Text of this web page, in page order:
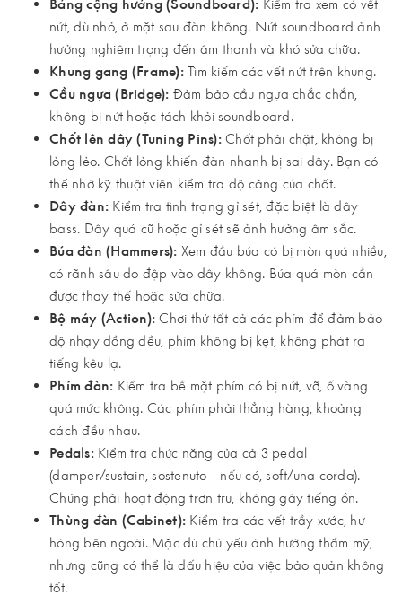
Bảng cộng hưởng (Soundboard): Kiểm tra xem có vết
nứt, dù nhỏ, ở mặt sau đàn không. Nứt soundboard ảnh
hưởng nghiêm trọng đến âm thanh và khó sửa chữa.
Khung gang (Frame):Tìm kiếm các vết nứt trên khung.
Cầu ngựa (Bridge): Đảm bảo cầu ngựa chắc chắn,
không bị nứt hoặc tách khỏi soundboard.
Chốt lên dây (Tuning Pins):Chốt phải chặt, không bị
lỏng lẻo. Chốt lỏng khiến đàn nhanh bị sai dây. Bạn có
thể nhờ kỹ thuật viên kiểm tra độ căng của chốt.
Dây đàn: Kiểm tra tình trạng gỉ sét, đặc biệt là dây
bass. Dây quá cũ hoặc gỉ sét sẽ ảnh hưởng âm sắc.
Búa đàn (Hammers): Xem đầu búa có bị mòn quá nhiều,
có rãnh sâu do đập vào dây không. Búa quá mòn cần
được thay thế hoặc sửa chữa.
Bộ máy (Action): Chơi thử tất cả các phím để đảm bảo
độ nhạy đồng đều, phím không bị kẹt, không phát ra
tiếng kêu lạ.
Phím đàn: Kiểm tra bề mặt phím có bị nứt, vỡ, ố vàng
quá mức không. Các phím phải thẳng hàng, khoảng
cách đều nhau.
Pedals:Kiểm tra chức năng của cả 3 pedal
(damper/sustain, sostenuto - nếu có, soft/una corda).
Chúng phải hoạt động trơn tru, không gây tiếng ồn.
Thùng đàn (Cabinet): Kiểm tra các vết trầy xước, hư
hỏng bên ngoài. Mặc dù chủ yếu ảnh hưởng thẩm mỹ,
nhưng cũng có thể là dấu hiệu của việc bảo quản không
tốt.